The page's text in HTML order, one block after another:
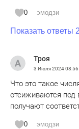
0 эмодзи
Показать ответы 2
Троя
3 Июля 202408:56
Что это такое
отсиживаются под
получают
0 эмодзи